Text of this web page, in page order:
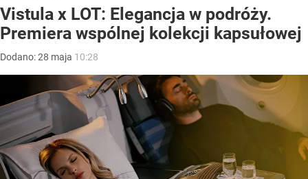
Vistula x LOT: Elegancja w podróży.
Premiera wspólnej kolekcji kapsułowej
Dodano:28 maja 10:28